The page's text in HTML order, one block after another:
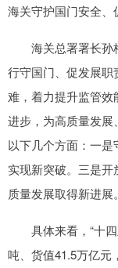
海关守护国门安全、
海关总署署长孙梅
行守国门、促发展
难，着力提升监管效
进步，为高质量发
以下几个方面：一
实现新突破。三是
质量发展取得新进展
具体来看，“十四
吨、货值41.5万亿元